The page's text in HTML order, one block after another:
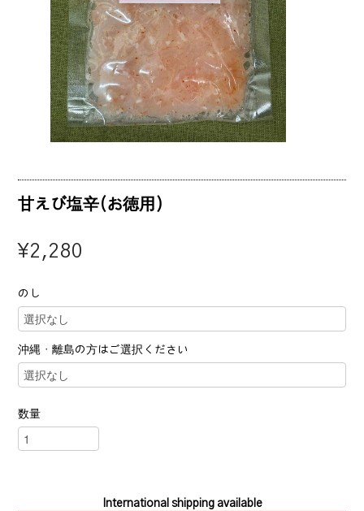
甘えび塩辛(お徳用）
¥2,280
のし
沖縄・離島の方はご選択ください
数量
International shipping available